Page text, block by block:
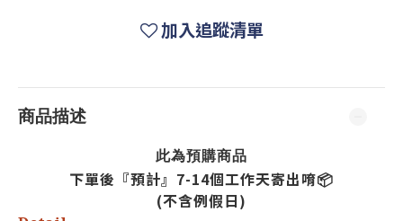
加入追蹤清單
商品描述
此為預購商品
下單後『預計』7-14個工作天寄出唷📦
(不含例假日)